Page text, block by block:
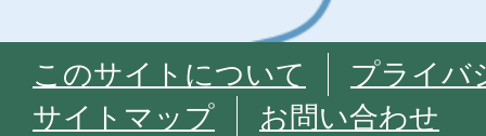
このサイトについて
プライバ
サイトマップ
お問い合わせ